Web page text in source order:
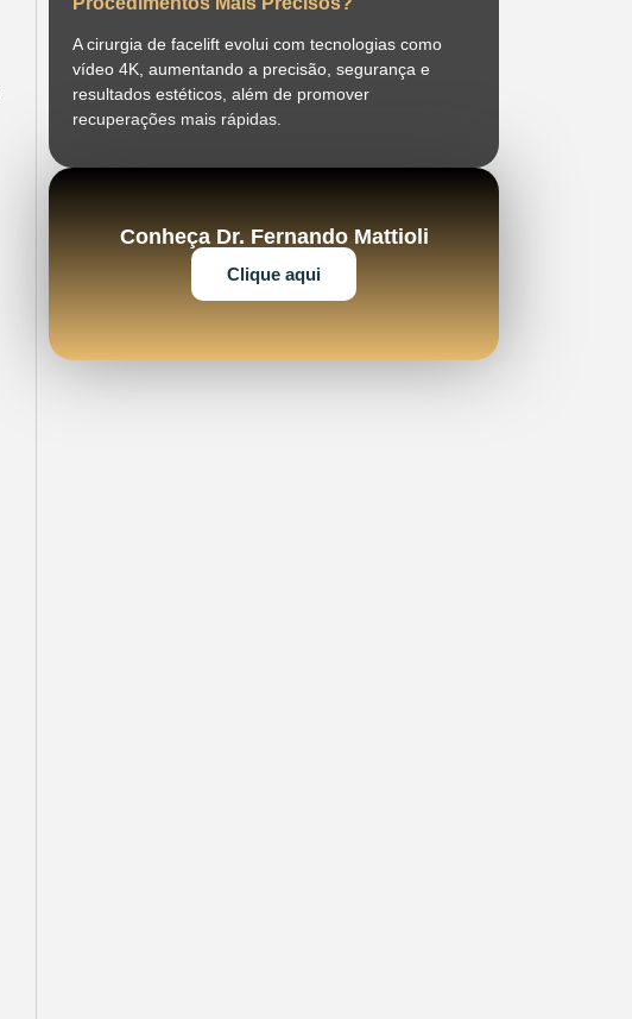
A cirurgia de facelift evolui com tecnologias como
vídeo 4K, aumentando a precisão, segurança e
resultados estéticos, além de promover
recuperações mais rápidas.
Conheça Dr. Fernando Mattioli
Clique aqui